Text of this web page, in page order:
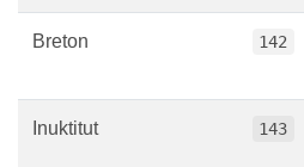
Breton 142
Inuktitut 143